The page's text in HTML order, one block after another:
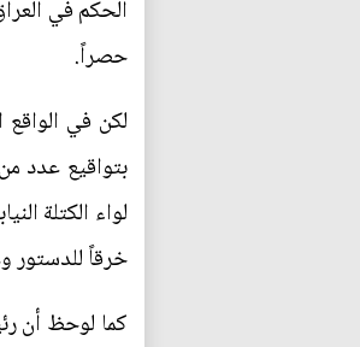
حصراً.
لكن في
بتواقيع عدد
لواء الكتلة
خرقاً للدستور
كما لوحظ أن